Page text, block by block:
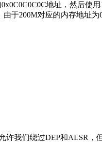
地址，然后使
200M对应的内存地址为
许我们绕过DEP和ALSR，